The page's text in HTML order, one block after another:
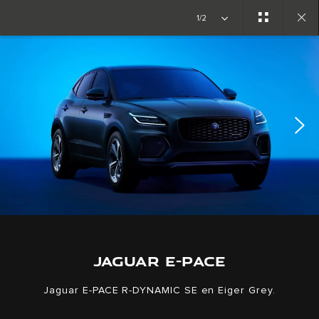
Copy nothing. Comienza una nueva era.
1/2
JAGUAR E-PACE
Jaguar E-PACE R-DYNAMIC SE en Eiger Grey.